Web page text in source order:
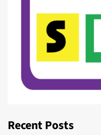
Recent Posts